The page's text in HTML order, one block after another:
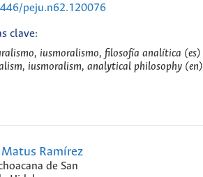
peju.n62.120076
clave:
iusmoralismo, filosofía analítica (es)
iusmoralism, analytical philosophy (en)
Ramírez
de San